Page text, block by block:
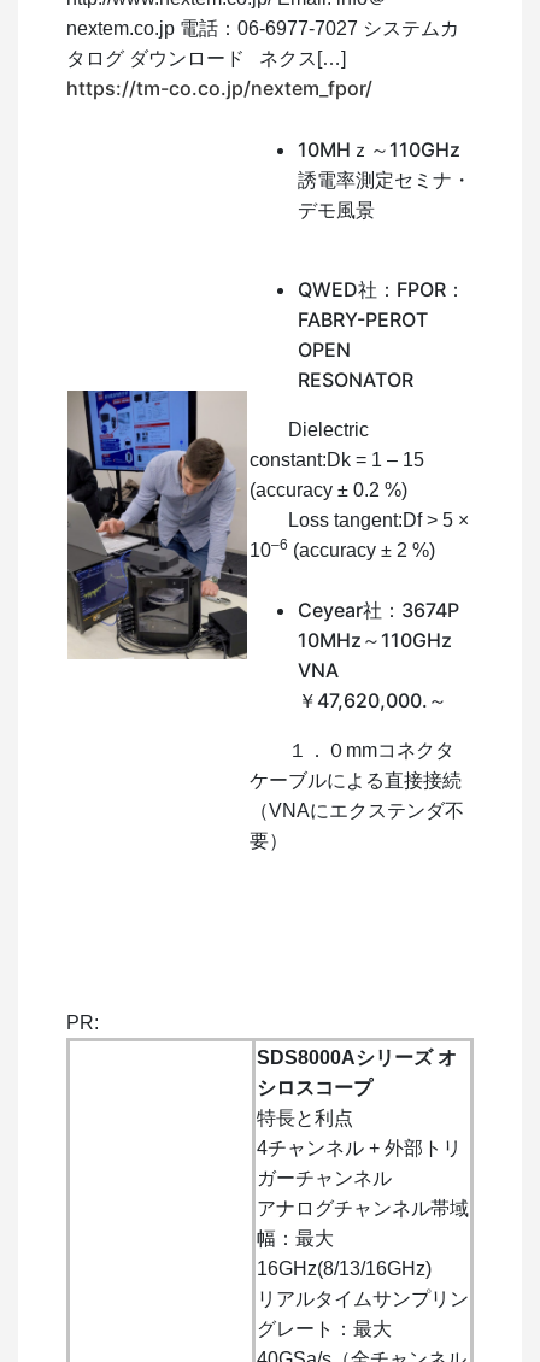
nextem.co.jp 電話：06-6977-7027 システムカ
タログ ダウンロード ネクス[…]
https://tm-co.co.jp/nextem_fpor/
10MHｚ～110GHz
誘電率測定セミナ・
デモ風景
QWED社：FPOR：
FABRY-PEROT
OPEN
RESONATOR
Dielectric
constant:Dk = 1 – 15
(accuracy ± 0.2 %)
Loss tangent:Df > 5 ×
10–6 (accuracy ± 2 %)
Ceyear社：3674P
10MHz～110GHz
VNA
￥47,620,000.～
１．０mmコネクタ
ケーブルによる直接接続
（VNAにエクステンダ不
要）
PR:
SDS8000Aシリーズ オ
シロスコープ
特長と利点
4チャンネル + 外部トリ
ガーチャンネル
アナログチャンネル帯域
幅：最大
16GHz(8/13/16GHz)
リアルタイムサンプリン
グレート：最大